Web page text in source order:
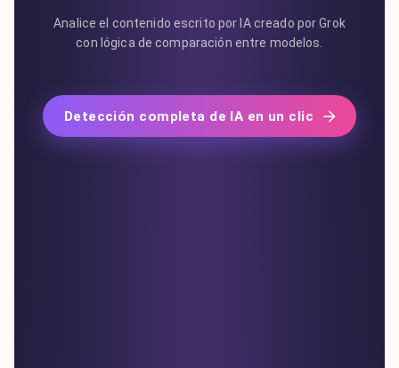
Analice el contenido escrito por IA creado por Grok
con lógica de comparación entre modelos.
Detección completa de IA en un clic